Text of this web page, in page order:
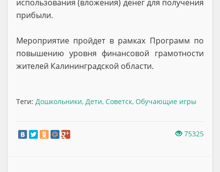
использования (вложения) денег для получения
прибыли.
Мероприятие пройдет в рамках Программ по
повышению уровня финансовой грамотности
жителей Калининградской области.
Теги: Дошкольники, Дети, Советск, Обучающие игры
75325